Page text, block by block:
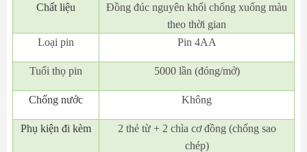
Chất liệu
Đồng đúc nguyên khối chống xuống màu
theo thời gian
Loại pin
Pin 4AA
Tuổi thọ pin 5000 lần (đóng/mở)
Chống nước Không
Phụ kiện đi kèm
2 thẻ từ + 2 chìa cơ đồng (chống sao
chép)